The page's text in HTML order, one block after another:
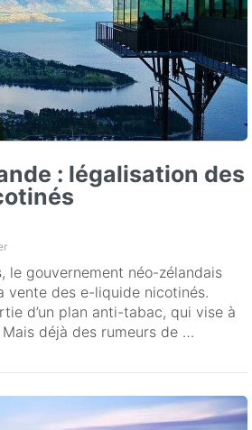
: légalisation des
le gouvernement néo-zélandais
vente des e-liquide nicotinés.
d’un plan anti-tabac, qui vise à
Mais déjà des rumeurs de …